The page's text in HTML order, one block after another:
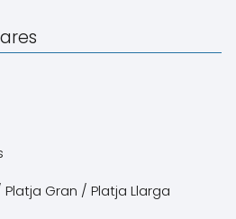
Gran / Platja Llarga